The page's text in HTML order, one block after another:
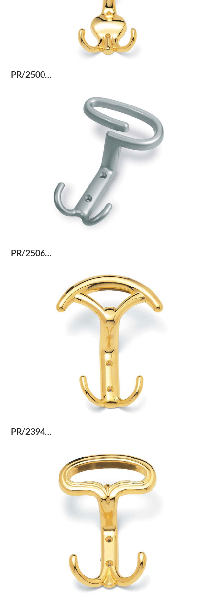
PR/2500…
PR/2506…
PR/2394…